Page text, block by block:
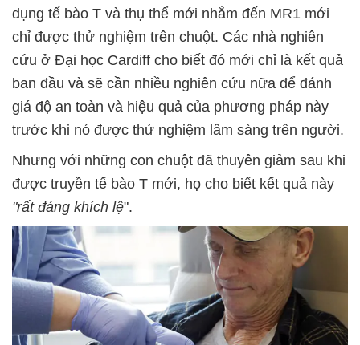
dụng tế bào T và thụ thể mới nhắm đến MR1 mới
chỉ được thử nghiệm trên chuột. Các nhà nghiên
cứu ở Đại học Cardiff cho biết đó mới chỉ là kết quả
ban đầu và sẽ cần nhiều nghiên cứu nữa để đánh
giá độ an toàn và hiệu quả của phương pháp này
trước khi nó được thử nghiệm lâm sàng trên người.
Nhưng với những con chuột đã thuyên giảm sau khi
được truyền tế bào T mới, họ cho biết kết quả này
"rất đáng khích lệ".